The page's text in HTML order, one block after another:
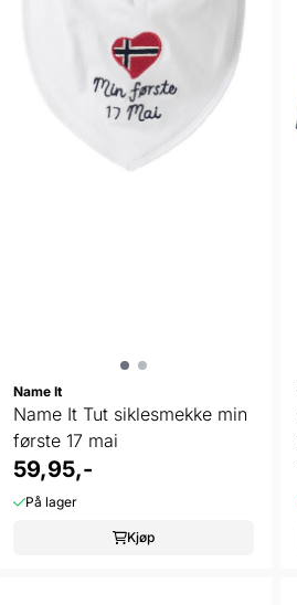
Name It
Name It Tut siklesmekke min
første 17 mai
59,95,-
På lager
Kjøp